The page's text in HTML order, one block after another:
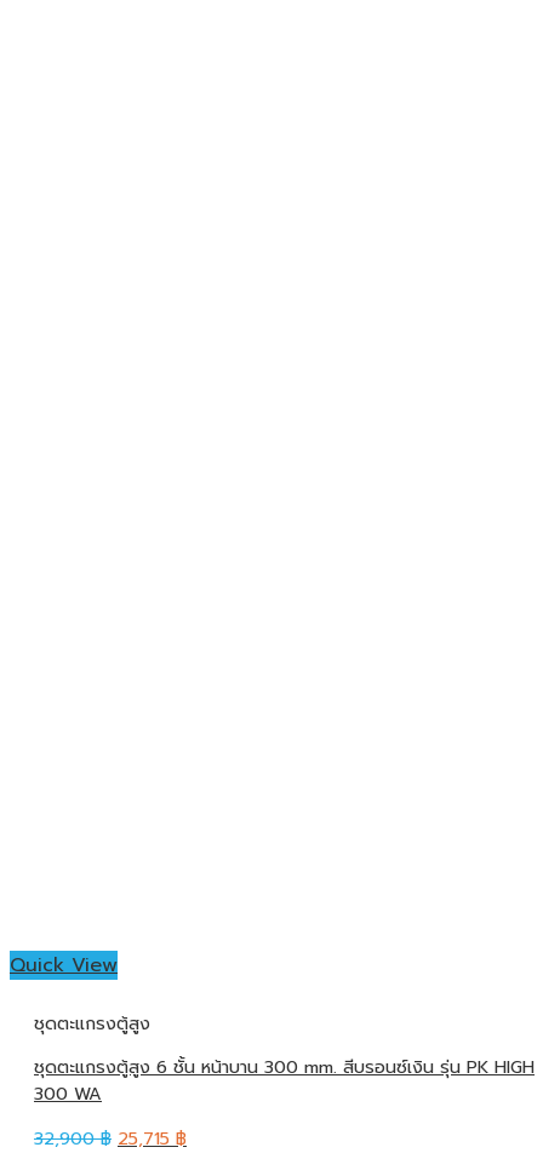
Quick View
ชุดตะแกรงตู้สูง
ชุดตะแกรงตู้สูง 6 ชั้น หน้าบาน 300 mm. สีบรอนซ์เงิน รุ่น PK HIGH
300 WA
32,900฿ 25,715 ฿